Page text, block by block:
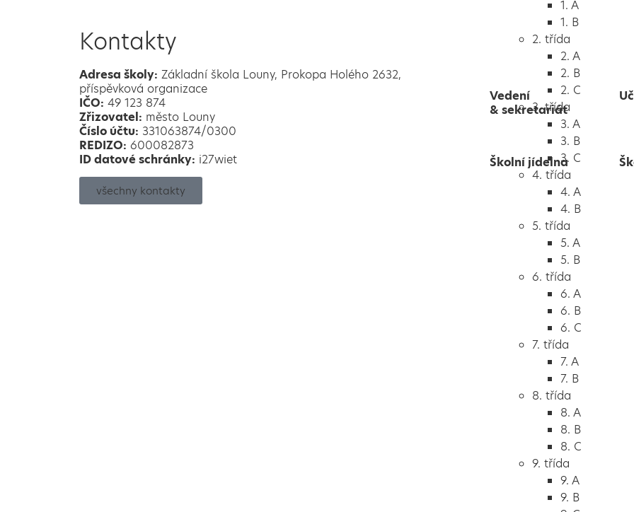
1. A
1. B
2. třída
2. A
2. B
2. C
3. třída
3. A
3. B
3. C
4. třída
4. A
4. B
5. třída
5. A
5. B
6. třída
6. A
6. B
6. C
7. třída
7. A
7. B
8. třída
8. A
8. B
8. C
9. třída
9. A
9. B
Kontakty
Adresa školy: Základní škola Louny, Prokopa Holého 2632,
příspěvková organizace
IČO: 49 123 874
Zřizovatel: město Louny
Číslo účtu: 331063874/0300
REDIZO: 600082873
ID datové schránky: i27wiet
všechny kontakty
Vedení
& sekretariát
Školní jídelna